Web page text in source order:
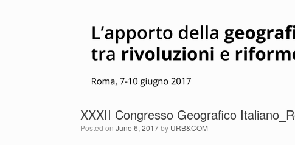
XXXII Congresso Geografico
Posted on June 6, 2017by URB&COM